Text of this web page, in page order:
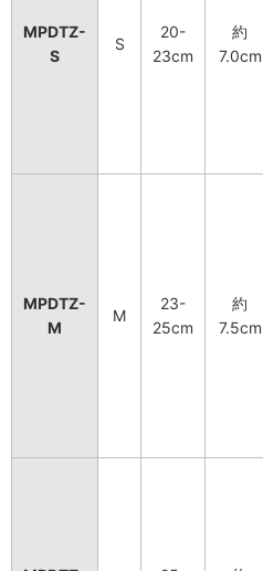
MPDTZ-
S
S
20-
23cm
約
7.0cm
MPDTZ-
M
M
23-
25cm
約
7.5cm